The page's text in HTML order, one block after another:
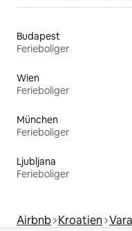
Budapest
Ferieboliger
Wien
Ferieboliger
München
Ferieboliger
Ljubljana
Ferieboliger
Airbnb Kroatien